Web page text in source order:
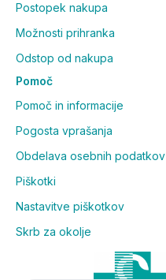
Postopek nakupa
Možnosti prihranka
Odstop od nakupa
Pomoč
Pomoč in informacije
Pogosta vprašanja
Obdelava osebnih podatkov
Piškotki
Nastavitve piškotkov
Skrb za okolje